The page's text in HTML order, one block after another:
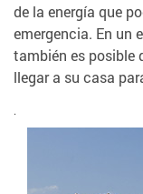
de la energía que
emergencia. En un
también es posible
llegar a su casa
.